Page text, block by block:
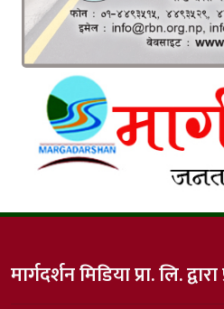
मार्गदर्शन मिडिया प्रा. लि.